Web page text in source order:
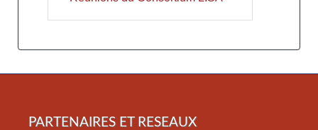
PARTENAIRES ET RESEAUX